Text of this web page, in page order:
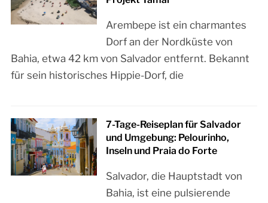
Arembepe ist ein charmantes
Dorf an der Nordküste von
Bahia, etwa 42 km von Salvador entfernt. Bekannt
für sein historisches Hippie-Dorf, die
7-Tage-Reiseplan für Salvador
und Umgebung: Pelourinho,
Inseln und Praia do Forte
Salvador, die Hauptstadt von
Bahia, ist eine pulsierende